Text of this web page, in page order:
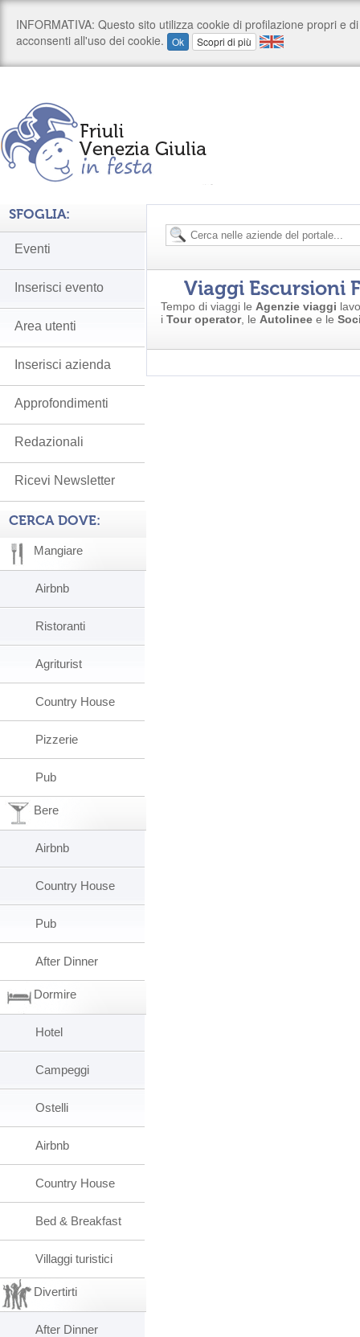
Viaggi Escursioni
Tempo di viaggi le Agenzie viaggi
i Tour operator, le Autolinee e le
SFOGLIA:
Eventi
Inserisci evento
Area utenti
Inserisci azienda
Approfondimenti
Redazionali
Ricevi Newsletter
CERCA DOVE:
Mangiare
Airbnb
Ristoranti
Agriturist
Country House
Pizzerie
Pub
Bere
Airbnb
Country House
Pub
After Dinner
Dormire
Hotel
Campeggi
Ostelli
Airbnb
Country House
Bed & Breakfast
Villaggi turistici
Divertirti
After Dinner